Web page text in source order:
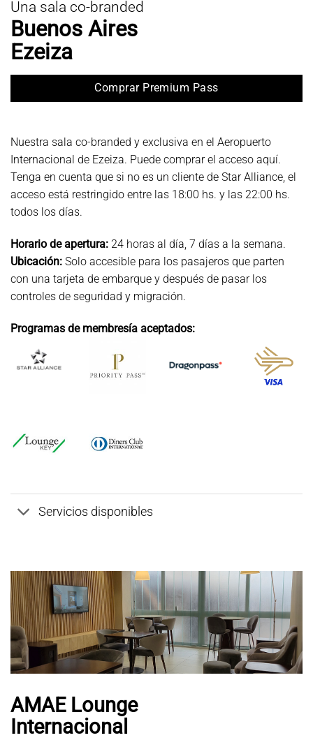
Una sala co-branded
Buenos Aires
Ezeiza
Comprar Premium Pass
Nuestra sala co-branded y exclusiva en el Aeropuerto
Internacional de Ezeiza. Puede comprar el acceso aquí.
Tenga en cuenta que si no es un cliente de Star Alliance, el
acceso está restringido entre las 18:00 hs. y las 22:00 hs.
todos los días.
Horario de apertura: 24 horas al día, 7 días a la semana.
Ubicación: Solo accesible para los pasajeros que parten
con una tarjeta de embarque y después de pasar los
controles de seguridad y migración.
Programas de membresía aceptados:
Servicios disponibles
AMAE Lounge
Internacional